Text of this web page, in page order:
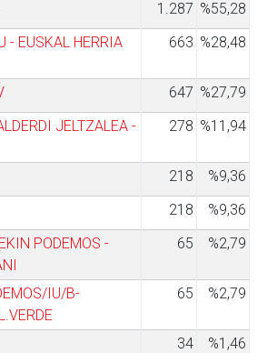
1.287 %55,28
- EUSKAL HERRIA
663 %28,48
647 %27,79
JELTZALEA -
278 %11,94
218
%9,36
218
%9,36
PODEMOS -
65 %2,79
IU/B-
65 %2,79
34
%1,46